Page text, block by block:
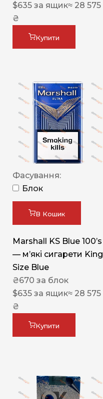
$635 за ящик≈ 28 575
₴
Купити
Фасування:
Блок
В Кошик
Marshall KS Blue 100’s
— м’які сигарети King
Size Blue
₴670 за блок
$635 за ящик≈ 28 575
₴
Купити